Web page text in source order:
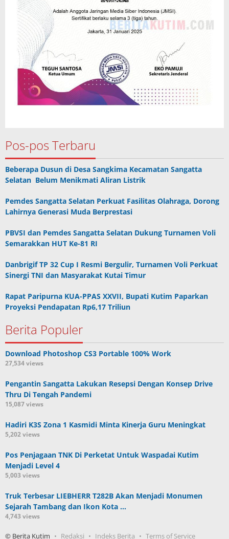
Pos-pos Terbaru
Beberapa Dusun di Desa Sangkima Kecamatan Sangatta
Selatan Belum Menikmati Aliran Listrik
Pemdes Sangatta Selatan Perkuat Fasilitas Olahraga, Dorong
Lahirnya Generasi Muda Berprestasi
PBVSI dan Pemdes Sangatta Selatan Dukung Turnamen Voli
Semarakkan HUT Ke-81 RI
Danbrigif TP 32 Cup I Resmi Bergulir, Turnamen Voli Perkuat
Sinergi TNI dan Masyarakat Kutai Timur
Rapat Paripurna KUA-PPAS XXVII, Bupati Kutim Paparkan
Proyeksi Pendapatan Rp6,17 Triliun
Berita Populer
Download Photoshop CS3 Portable 100% Work
27,534 views
Pengantin Sangatta Lakukan Resepsi Dengan Konsep Drive
Thru Di Tengah Pandemi
15,087 views
Hadiri K3S Zona 1 Kasmidi Minta Kinerja Guru Meningkat
5,202 views
Pos Penjagaan TNK Di Perketat Untuk Waspadai Kutim
Menjadi Level 4
5,003 views
Truk Terbesar LIEBHERR T282B Akan Menjadi Monumen
Sejarah Tambang dan Ikon Kota …
4,743 views
© Berita Kutim Redaksi Indeks Berita Terms of Service